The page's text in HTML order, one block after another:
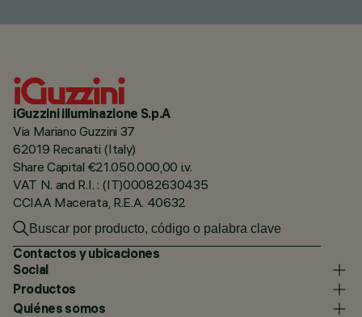
iGuzzini illuminazione S.p.A
Via Mariano Guzzini 37
62019 Recanati (Italy)
Share Capital €21.050.000,00 i.v.
VAT N. and R.I. : (IT)00082630435
CCIAA Macerata, R.E.A. 40632
Contactos y ubicaciones
Social
Productos
Quiénes somos